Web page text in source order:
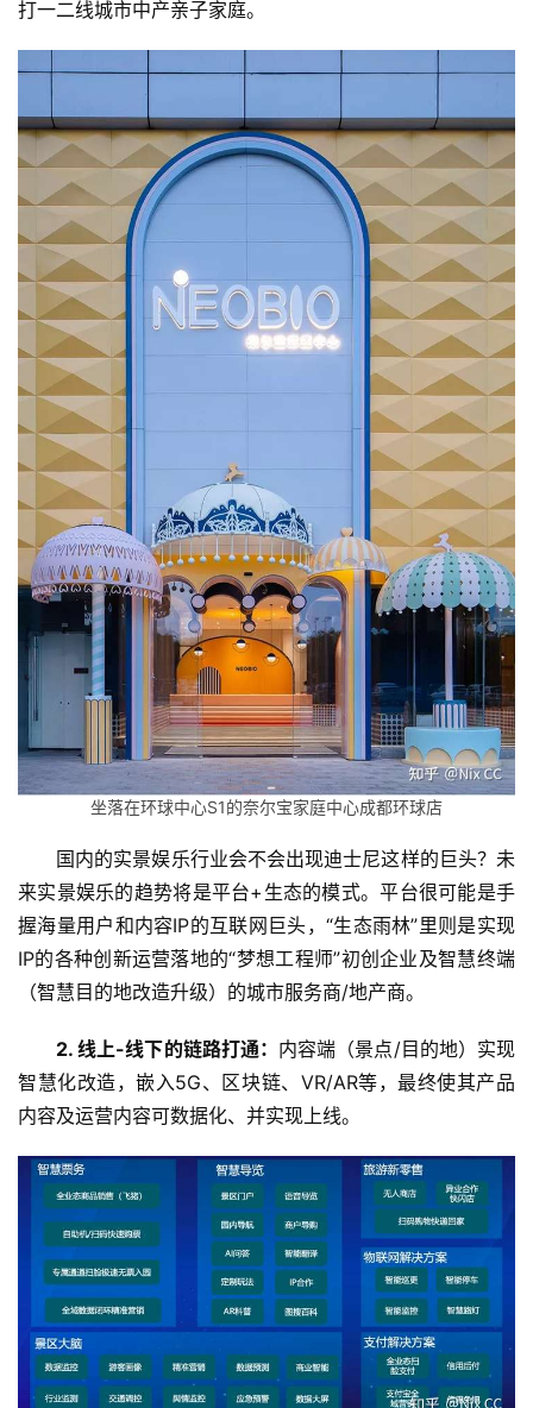
景
二
消
旅
融
村
振
慧
旅
游
A
文
旅
答
社
区
登录 注册
打一二线城市中产亲子家庭。
坐落在环球中心S1的奈尔宝家庭中心成都环球店
国内的实景娱乐行业会不会出现迪士尼这样的巨头？未
来实景娱乐的趋势将是平台+生态的模式。平台很可能是手
握海量用户和内容IP的互联网巨头，“生态雨林”里则是实现
IP的各种创新运营落地的“梦想工程师”初创企业及智慧终端
（智慧目的地改造升级）的城市服务商/地产商。
2. 线上-线下的链路打通： 内容端（景点/目的地）实现
智慧化改造，嵌入5G、区块链、VR/AR等，最终使其产品
内容及运营内容可数据化、并实现上线。